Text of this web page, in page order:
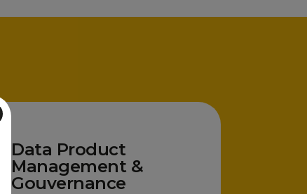
Data Product
Management &
Gouvernance